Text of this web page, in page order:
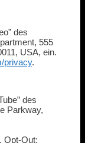
des
555
USA, ein.
privacy.
des
Parkway,
, Opt-Out: